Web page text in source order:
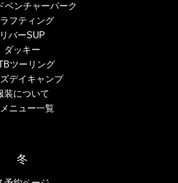
ベンチャーパーク
フティング
リバーSUP
ダッキー
ツーリング
デイキャンプ
装について
ニュー一覧
冬